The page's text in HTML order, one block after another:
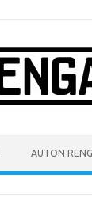
AUTON